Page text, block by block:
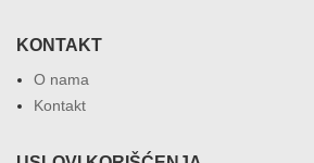
KONTAKT
O nama
Kontakt